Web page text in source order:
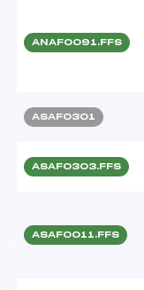
ANAF0091.FFS
ASAF0301
ASAF0303.FFS
ASAF0011.FFS